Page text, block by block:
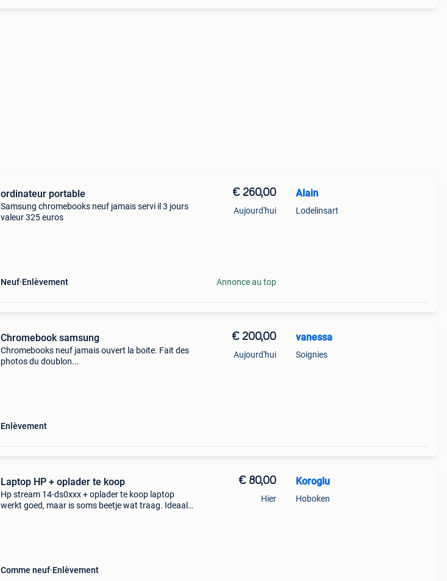
ordinateur portable
Samsung chromebooks neuf jamais servi il 3 jours
valeur 325 euros
Neuf Enlèvement
€ 260,00
Aujourd'hui
Annonce au top
Alain
Lodelinsart
Chromebook samsung
Chromebooks neuf jamais ouvert la boite. Fait des
photos du doublon...
Enlèvement
€ 200,00
Aujourd'hui
vanessa
Soignies
Laptop HP + oplader te koop
Hp stream 14-ds0xxx + oplader te koop laptop
werkt goed, maar is soms beetje wat traag. Ideaal
Comme neuf Enlèvement
€ 80,00
Hier
Koroglu
Hoboken